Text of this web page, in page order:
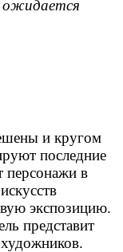
ожидается
и кругом
последние
персонажи в
экспозицию.
представит